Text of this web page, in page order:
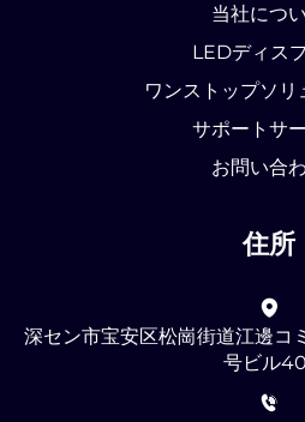
当社につ
LEDディス
ワンストップソリ
サポートサ
お問い合
住所
深セン市宝安区松崗街道江邊コ
号ビル